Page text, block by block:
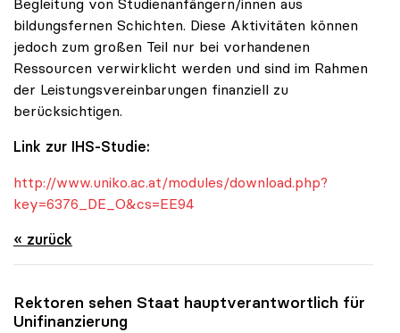
Begleitung von Studienanfängern/innen aus
bildungsfernen Schichten. Diese Aktivitäten können
jedoch zum großen Teil nur bei vorhandenen
Ressourcen verwirklicht werden und sind im Rahmen
der Leistungsvereinbarungen finanziell zu
berücksichtigen.
Link zur IHS-Studie:
http://www.uniko.ac.at/modules/download.php?
key=6376_DE_O&cs=EE94
« zurück
Rektoren sehen Staat hauptverantwortlich für
Unifinanzierung